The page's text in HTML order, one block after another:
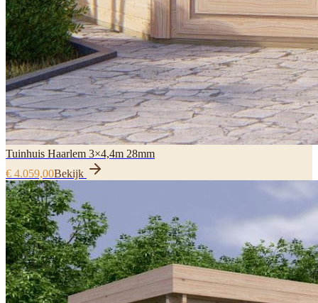
Tuinhuis Haarlem 3×4,4m 28mm
€ 4.059,00Bekijk